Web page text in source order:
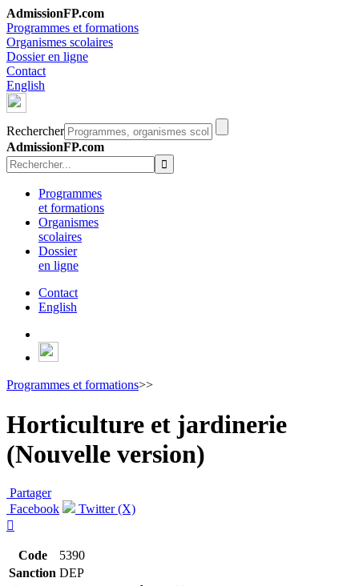
AdmissionFP.com
Programmes et formations
Organismes scolaires
Dossier en ligne
Contact
English
Rechercher
AdmissionFP.com
Programmes
et formations
Organismes
scolaires
Dossier
en ligne
Contact
English
Programmes et formations>>
Horticulture et jardinerie
(Nouvelle version)
Partager
Facebook
Twitter (X)

Code
5390
Sanction DEP